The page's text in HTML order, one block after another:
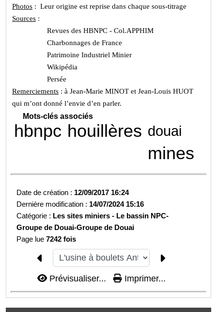
Photos : Leur origine est reprise dans chaque sous-titrage
Sources :
Revues des HBNPC - Col.APPHIM
Charbonnages de France
Patrimoine Industriel Minier
Wikipédia
Persée
Remerciements : à Jean-Marie MINOT et Jean-Louis HUOT
qui m’ont donné l’envie d’en parler.
Mots-clés associés
hbnpc houillères douai
mines
Date de création : 12/09/2017 16:24
Dernière modification : 14/07/2024 15:16
Catégorie : Les sites miniers - Le bassin NPC-
Groupe de Douai-Groupe de Douai
Page lue7242 fois
Prévisualiser... Imprimer...